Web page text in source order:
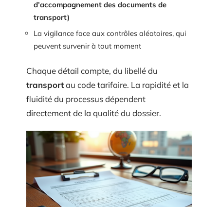
d’accompagnement des documents de
transport)
La vigilance face aux contrôles aléatoires, qui
peuvent survenir à tout moment
Chaque détail compte, du libellé du
transportau code tarifaire. La rapidité et la
fluidité du processus dépendent
directement de la qualité du dossier.